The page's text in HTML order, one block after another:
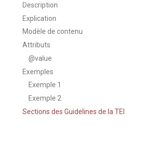
Description
Explication
Modèle de contenu
Attributs
@value
Exemples
Exemple 1
Exemple 2
Sections des Guidelines de la TEI